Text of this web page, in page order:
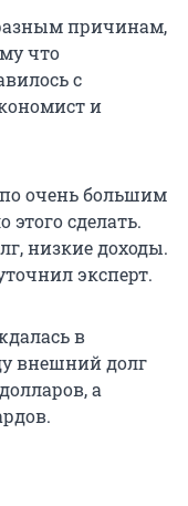
причинам,
что
с
и
очень большим
этого сделать.
низкие доходы.
эксперт.
в
внешний долг
а